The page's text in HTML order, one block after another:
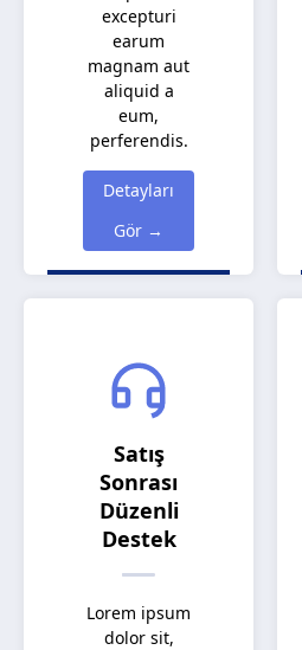
excepturi
earum
magnam aut
aliquid a
eum,
perferendis.
Detayları
Gör →
Satış
Sonrası
Düzenli
Destek
Lorem ipsum
dolor sit,